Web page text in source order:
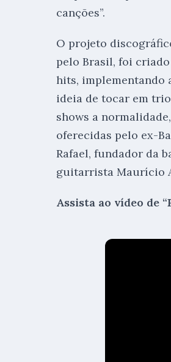
canções”.
O projeto
pelo Brasil, foi
hits, implementando
ideia de tocar em
shows a
oferecidas pelo ex-
Rafael, fundador da
guitarrista Maurício
Assista ao vídeo de